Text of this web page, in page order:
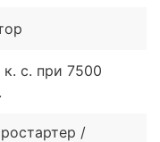
к. с. при 7500
/